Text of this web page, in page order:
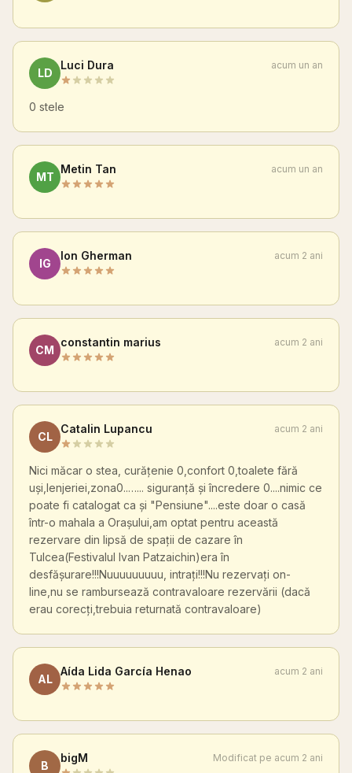
LD
Luci Dura acum un an
0 stele
MT
Metin Tan acum un an
IG
Ion Gherman acum 2 ani
CM
constantin marius acum 2 ani
CL
Catalin Lupancu acum 2 ani
Nici măcar o stea, curățenie 0,confort 0,toalete fără
uși,lenjeriei,zona0..…... siguranță și încredere 0....nimic ce
poate fi catalogat ca și "Pensiune"....este doar o casă
într-o mahala a Orașului,am optat pentru această
rezervare din lipsă de spații de cazare în
Tulcea(Festivalul Ivan Patzaichin)era în
desfășurare!!!Nuuuuuuuuu, intrați!!!Nu rezervați on-
line,nu se rambursează contravaloare rezervării (dacă
erau corecți,trebuia returnată contravaloare)
AL
Aída Lida García Henao acum 2 ani
B
bigM Modificat pe acum 2 ani